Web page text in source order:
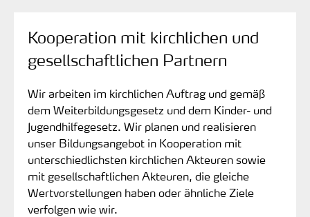
Kooperation mit kirchlichen und
gesellschaftlichen Partnern
Wir arbeiten im kirchlichen Auftrag und gemäß
dem Weiterbildungsgesetz und dem Kinder- und
Jugendhilfegesetz. Wir planen und realisieren
unser Bildungsangebot in Kooperation mit
unterschiedlichsten kirchlichen Akteuren sowie
mit gesellschaftlichen Akteuren, die gleiche
Wertvorstellungen haben oder ähnliche Ziele
verfolgen wie wir.